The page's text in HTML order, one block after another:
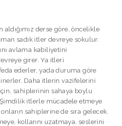
derse göre, öncelikle
sadık itler devreye sokulur.
avlama kabiliyetini
girer. Ya itleri
feda ederler, yada duruma göre
Daha itlerin vazifelerini
sahiplerinin sahaya boylu
itlerle mücadele etmeye
sahiplerine de sıra gelecek.
kollarını uzatmaya, seslerini